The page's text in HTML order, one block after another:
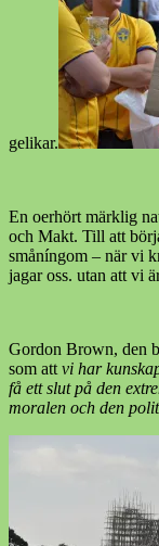
gelikar.
En oerhört märklig
och Makt. Till att
småníngom – när vi
jagar oss. utan att vi
Gordon Brown, den
som att vi har
få ett slut på den
moralen och den